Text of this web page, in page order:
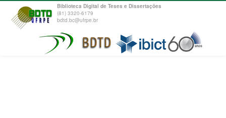
Biblioteca Digital de Teses e Dissertações
(81) 3320-6179
bdtd.bc@ufrpe.br